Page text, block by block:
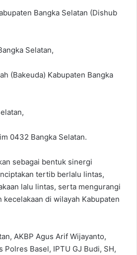
Bangka Selatan (Dishub
Selatan,
(Bakeuda) Kabupaten Bangka
0432 Bangka Selatan.
sebagai bentuk sinergi
tertib berlalu lintas,
lalu lintas, serta mengurangi
di wilayah Kabupaten
AKBP Agus Arif Wijayanto,
Polres Basel, IPTU GJ Budi, SH,